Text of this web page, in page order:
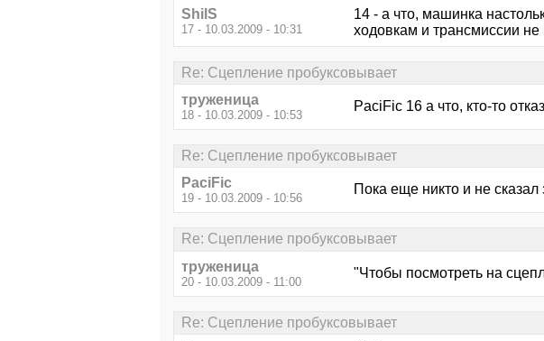
ShilS
17 - 10.03.2009 - 10:31
14 - а что, машинка
ходовкам и трансмиссии не
Re: Сцепление пробуксовывает
труженица
18 - 10.03.2009 - 10:53
PaciFic 16 а что, кто-то
Re: Сцепление пробуксовывает
PaciFic
19 - 10.03.2009 - 10:56
Пока еще никто и не сказал
Re: Сцепление пробуксовывает
труженица
20 - 10.03.2009 - 11:00
"Чтобы посмотреть на
Re: Сцепление пробуксовывает